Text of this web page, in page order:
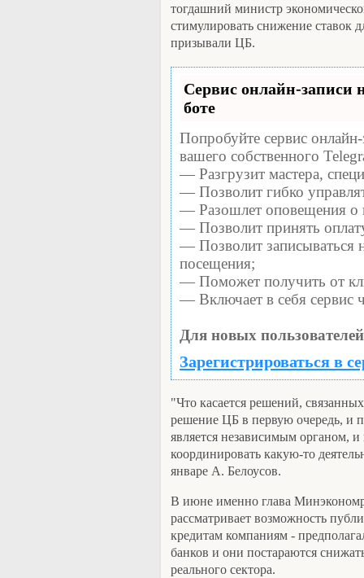
тогдашний министр
стимулировать снижение ставок
призывали ЦБ.
Сервис онлайн-записи
боте
Попробуйте сервис
вашего собственного
— Разгрузит мастера,
— Позволит гибко
— Разошлет оповещения о
— Позволит принять
— Позволит записываться
посещения;
— Поможет получить от
— Включает в себя сервис
Для новых
Зарегистрироваться в
"Что касается решений,
решение ЦБ в первую очередь, и
является независимым органом,
координировать какую-то
январе А. Белоусов.
В июне именно глава
рассматривает возможность
кредитам компаниям -
банков и они постараются
реального сектора.